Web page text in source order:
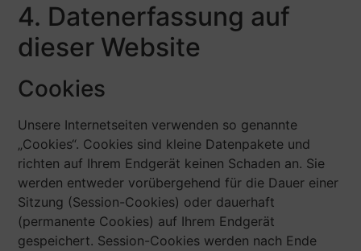
4. Datenerfassung auf
dieser Website
Cookies
Unsere Internetseiten verwenden so genannte
„Cookies“. Cookies sind kleine Datenpakete und
richten auf Ihrem Endgerät keinen Schaden an. Sie
werden entweder vorübergehend für die Dauer einer
Sitzung (Session-Cookies) oder dauerhaft
(permanente Cookies) auf Ihrem Endgerät
gespeichert. Session-Cookies werden nach Ende